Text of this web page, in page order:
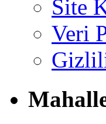
Site
Veri